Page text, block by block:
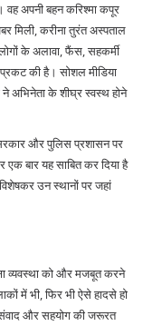
अपनी बहन करिश्मा कपूर
मिली, करीना तुरंत अस्पताल
के अलावा, फैंस, सहकर्मी
की है। सोशल मीडिया
अभिनेता के शीघ्र स्वस्थ होने
और पुलिस प्रशासन पर
बार यह साबित कर दिया है
उन स्थानों पर जहां
व्यवस्था को और मजबूत करने
में भी, फिर भी ऐसे हादसे हो
संवाद और सहयोग की जरूरत